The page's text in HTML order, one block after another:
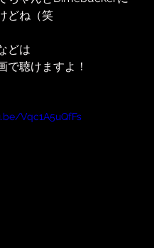
どね（笑
どは
で聴けますよ！
Vqc1A5uQfFs